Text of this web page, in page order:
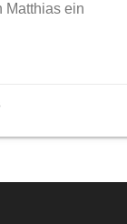
Matthias ein